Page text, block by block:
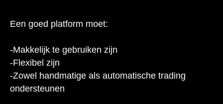
Een goed platform moet:
-Makkelijk te gebruiken zijn
-Flexibel zijn
-Zowel handmatige als automatische trading
ondersteunen